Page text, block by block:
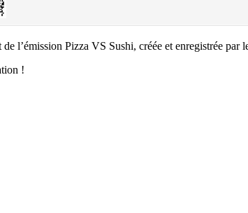
l’émission Pizza VS Sushi, créée et enregistrée par
!